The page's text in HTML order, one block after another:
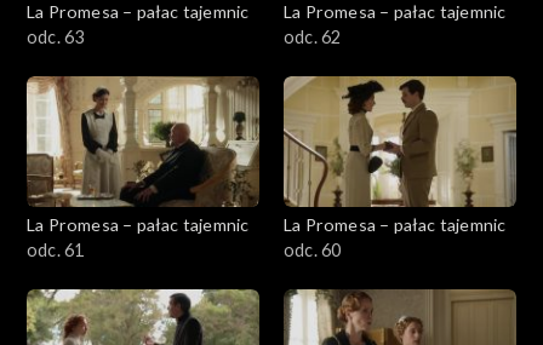
La Promesa – pałac tajemnic
odc. 63
La Promesa – pałac tajemnic
odc. 62
La Promesa – pałac tajemnic
odc. 61
La Promesa – pałac tajemnic
odc. 60